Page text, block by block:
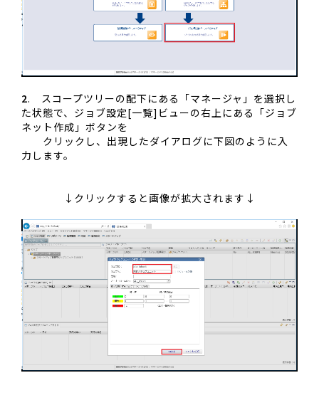
2. スコープツリーの配下にある「マネージャ」を選択し
た状態で、ジョブ設定[一覧]ビューの右上にある「ジョブ
ネット作成」ボタンを
クリックし、出現したダイアログに下図のように入
力します。
↓クリックすると画像が拡大されます↓